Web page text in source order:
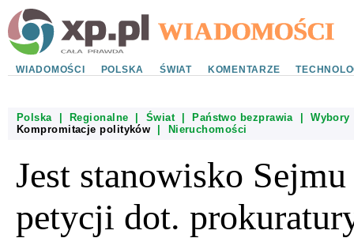
WIADOMOŚCI POLSKA ŚWIAT KOMENTARZE
Polska| Regionalne Świat| Państwo bezprawia|Wybory
Kompromitacje polityków
Nieruchomości
Jest stanowisko
petycji dot.